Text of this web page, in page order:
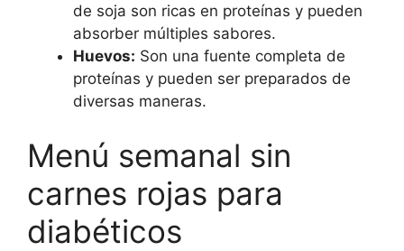
de soja son ricas en proteínas y pueden
absorber múltiples sabores.
Huevos: Son una fuente completa de
proteínas y pueden ser preparados de
diversas maneras.
Menú semanal sin
carnes rojas para
diabéticos